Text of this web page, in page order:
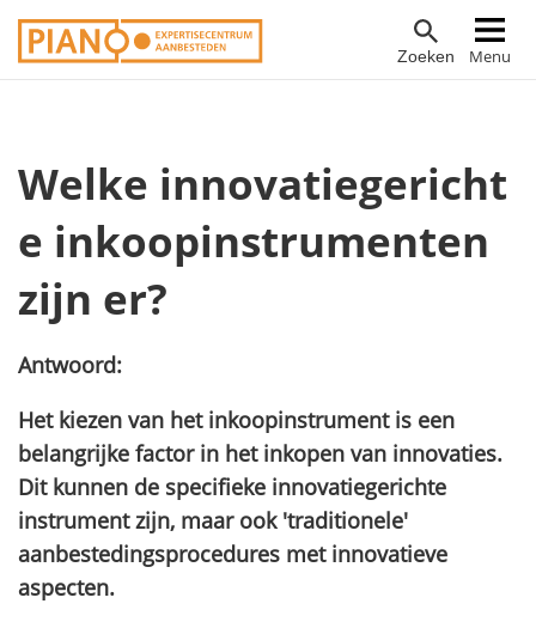
Overslaan
en
gaan
Zoeken Menu
Hoofdnavigatie
Welke innovatiegericht
e inkoopinstrumenten
zijn er?
Antwoord:
Het kiezen van het inkoopinstrument is een
belangrijke factor in het inkopen van innovaties.
Dit kunnen de specifieke innovatiegerichte
instrument zijn, maar ook 'traditionele'
aanbestedingsprocedures met innovatieve
aspecten.